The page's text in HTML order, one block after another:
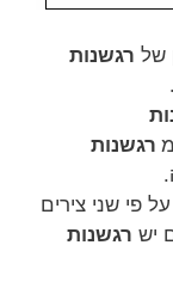
של רגשנות
.
רגשנות
פי שני צירים
יש רגשנות